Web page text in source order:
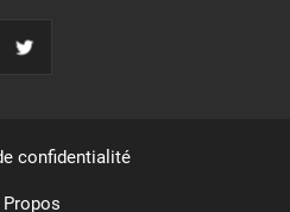
confidentialité
Propos